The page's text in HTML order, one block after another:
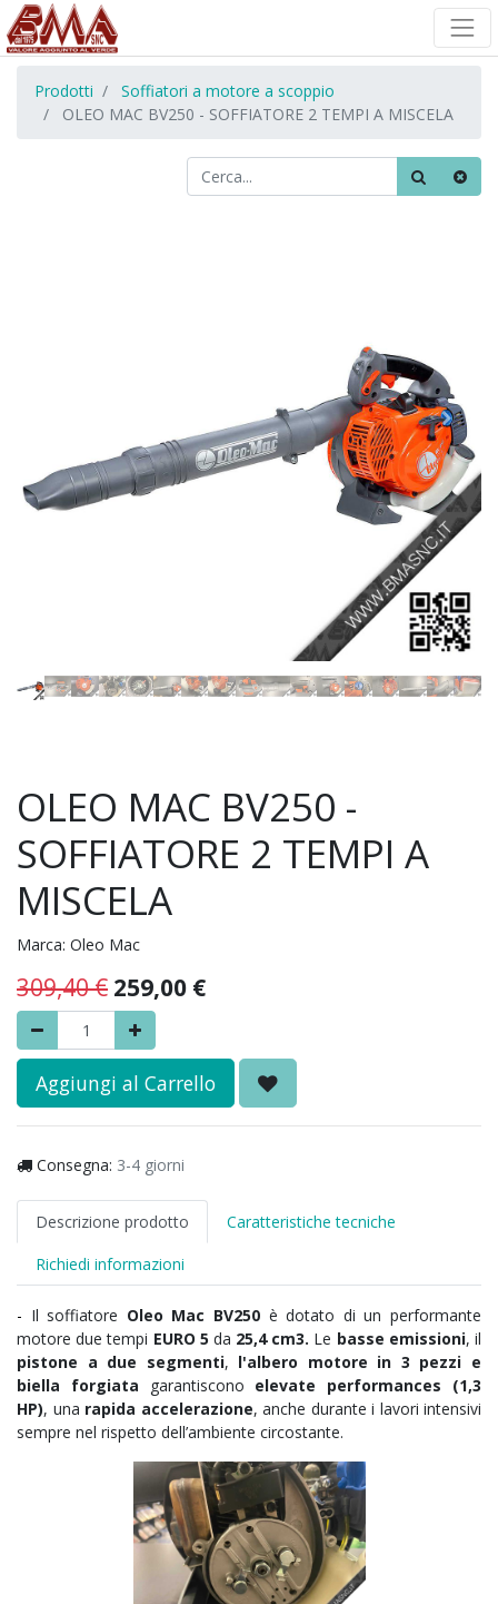
Prodotti
Soffiatori a motore a scoppio
OLEO MAC BV250 - SOFFIATORE 2 TEMPI A MISCELA
OLEO MAC BV250 -
SOFFIATORE 2 TEMPI A
MISCELA
Marca: Oleo Mac
309,40€ 259,00 €
Aggiungi al Carrello
Consegna: 3-4 giorni
Descrizione prodotto
Caratteristiche tecniche
Richiedi informazioni
- Il soffiatore Oleo Mac BV250 è dotato di un performante
motore due tempi EURO 5 da 25,4 cm3. Le basse emissioni, il
pistone a due segmenti, l'albero motore in 3 pezzi e
biella forgiata garantiscono elevate performances (1,3
HP), una rapida accelerazione, anche durante i lavori intensivi
sempre nel rispetto dell’ambiente circostante.